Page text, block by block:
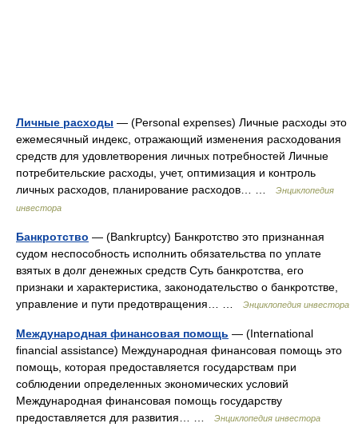
Личные расходы — (Personal expenses) Личные расходы это
ежемесячный индекс, отражающий изменения расходования
средств для удовлетворения личных потребностей Личные
потребительские расходы, учет, оптимизация и контроль
личных расходов, планирование расходов… …
Энциклопедия
инвестора
Банкротство — (Bankruptcy) Банкротство это признанная
судом неспособность исполнить обязательства по уплате
взятых в долг денежных средств Суть банкротства, его
признаки и характеристика, законодательство о банкротстве,
управление и пути предотвращения… …
Энциклопедия инвестора
Международная финансовая помощь — (International
financial assistance) Международная финансовая помощь это
помощь, которая предоставляется государствам при
соблюдении определенных экономических условий
Международная финансовая помощь государству
предоставляется для развития… …
Энциклопедия инвестора